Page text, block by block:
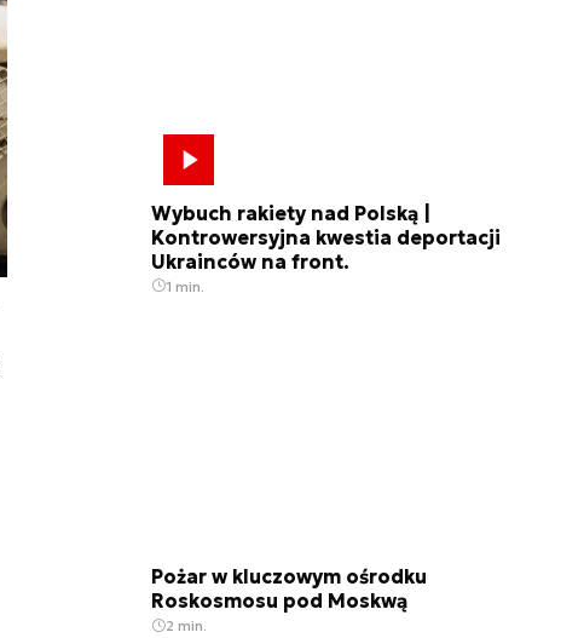
Wybuch rakiety nad Polską |
Kontrowersyjna kwestia deportacji
Ukrainców na front.
1 min.
Pożar w kluczowym ośrodku
Roskosmosu pod Moskwą
2 min.